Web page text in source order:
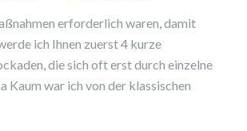
erforderlich waren, damit
ich Ihnen zuerst 4 kurze
die sich oft erst durch einzelne
Kaum war ich von der klassischen